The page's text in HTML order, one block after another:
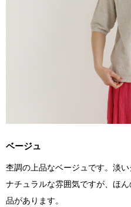
ベージュ
杢調の上品なベージュです。淡い
ナチュラルな雰囲気ですが、ほ
品があります。